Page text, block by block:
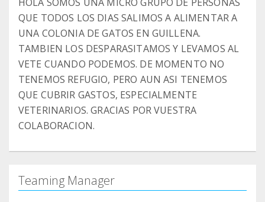
QUE TODOS LOS DIAS SALIMOS A ALIMENTAR A
UNA COLONIA DE GATOS EN GUILLENA.
TAMBIEN LOS DESPARASITAMOS Y LEVAMOS AL
VETE CUANDO PODEMOS. DE MOMENTO NO
TENEMOS REFUGIO, PERO AUN ASI TENEMOS
QUE CUBRIR GASTOS, ESPECIALMENTE
VETERINARIOS. GRACIAS POR VUESTRA
COLABORACION.
Teaming Manager